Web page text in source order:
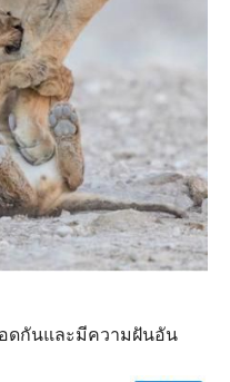
ดกันและมีความฝันอัน